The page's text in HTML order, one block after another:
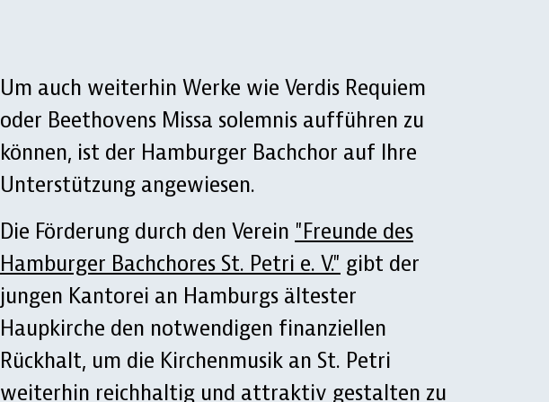
Um auch weiterhin Werke wie Verdis Requiem
oder Beethovens Missa solemnis aufführen zu
können, ist der Hamburger Bachchor auf Ihre
Unterstützung angewiesen.
Die Förderung durch den Verein "Freunde des
Hamburger Bachchores St. Petri e. V." gibt der
jungen Kantorei an Hamburgs ältester
Haupkirche den notwendigen finanziellen
Rückhalt, um die Kirchenmusik an St. Petri
weiterhin reichhaltig und attraktiv gestalten zu